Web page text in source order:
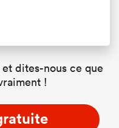
dites-nous ce que
!